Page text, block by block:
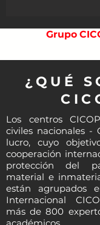
Grupo
¿QUÉ
Los centros
civiles nacionales -
lucro, cuyo
cooperación
protección del
material e
están agrupados
Internacional
más de 800